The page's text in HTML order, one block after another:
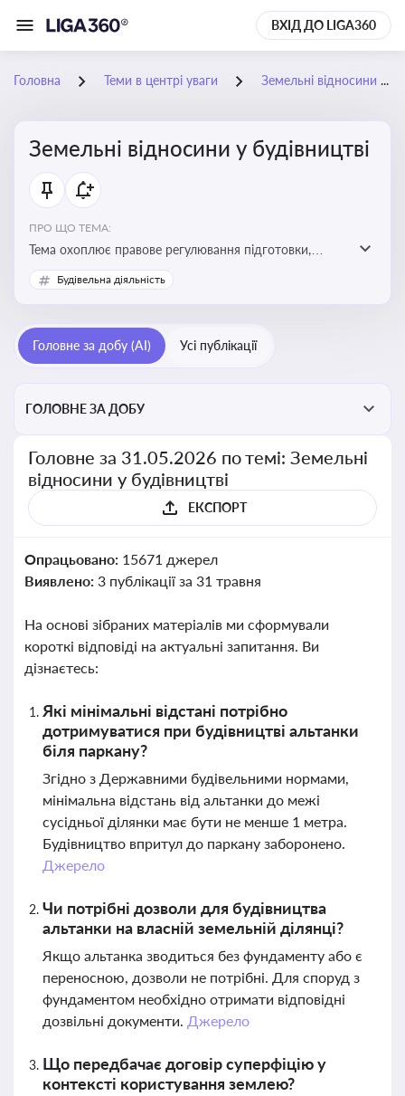
ВХІД ДО LIGA360
Головна Теми в центрі уваги Земельні відносини у будівництві
Земельні відносини у будівництві
ПРО ЩО ТЕМА:
Тема охоплює правове регулювання підготовки,
здійснення та введення в експлуатацію об’єктів
будівництва
Будівельна діяльність
Головне за добу (AI) Усі публікації
ГОЛОВНЕ ЗА ДОБУ
Головне за 31.05.2026 по темі: Земельні
відносини у будівництві
ЕКСПОРТ
Опрацьовано: 15671 джерел
Виявлено: 3 публікації за 31 травня
На основі зібраних матеріалів ми сформували
короткі відповіді на актуальні запитання. Ви
дізнаєтесь:
Які мінімальні відстані потрібно
дотримуватися при будівництві альтанки
біля паркану?
Згідно з Державними будівельними нормами,
мінімальна відстань від альтанки до межі
сусідньої ділянки має бути не менше 1 метра.
Будівництво впритул до паркану заборонено.
Джерело
Чи потрібні дозволи для будівництва
альтанки на власній земельній ділянці?
Якщо альтанка зводиться без фундаменту або є
переносною, дозволи не потрібні. Для споруд з
фундаментом необхідно отримати відповідні
дозвільні документи. Джерело
Що передбачає договір суперфіцію у
контексті користування землею?